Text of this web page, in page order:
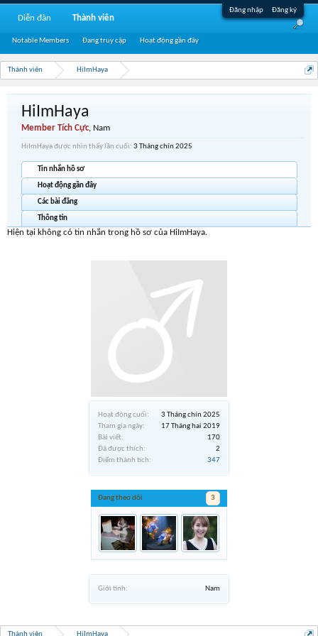
Đăng nhập Đăng ký
Thành viên HiImHaya
Hoạt động cuối:
3 Tháng chín 2025
Tham gia ngày:
17 Tháng hai 2019
Bài viết:
170
Đã được thích:
2
Điểm thành tích:
347
Đang theo dõi 3
Giới tính: Nam
HiImHaya
Member Tích Cực, Nam
HiImHaya được nhìn thấy lần cuối: 3 Tháng chín 2025
Tin nhắn hồ sơ
Hoạt động gần đây
Các bài đăng
Thông tin
Hiện tại không có tin nhắn trong hồ sơ của HiImHaya.
Thành viên HiImHaya
Diễn đàn Thành viên
Notable Members Đang truy cập Hoạt động gần đây